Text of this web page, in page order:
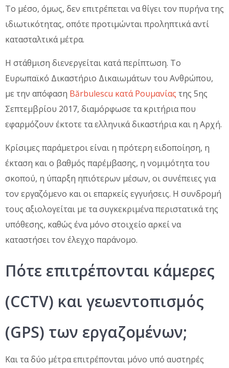
Το μέσο, όμως, δεν επιτρέπεται να θίγει τον πυρήνα της
ιδιωτικότητας, οπότε προτιμώνται προληπτικά αντί
κατασταλτικά μέτρα.
Η στάθμιση διενεργείται κατά περίπτωση. Το
Ευρωπαϊκό Δικαστήριο Δικαιωμάτων του Ανθρώπου,
με την απόφαση Bărbulescu κατά Ρουμανίας της 5ης
Σεπτεμβρίου 2017, διαμόρφωσε τα κριτήρια που
εφαρμόζουν έκτοτε τα ελληνικά δικαστήρια και η Αρχή.
Κρίσιμες παράμετροι είναι η πρότερη ειδοποίηση, η
έκταση και ο βαθμός παρέμβασης, η νομιμότητα του
σκοπού, η ύπαρξη ηπιότερων μέσων, οι συνέπειες για
τον εργαζόμενο και οι επαρκείς εγγυήσεις. Η συνδρομή
τους αξιολογείται με τα συγκεκριμένα περιστατικά της
υπόθεσης, καθώς ένα μόνο στοιχείο αρκεί να
καταστήσει τον έλεγχο παράνομο.
Πότε επιτρέπονται κάμερες
(CCTV) και γεωεντοπισμός
(GPS) των εργαζομένων;
Και τα δύο μέτρα επιτρέπονται μόνο υπό αυστηρές